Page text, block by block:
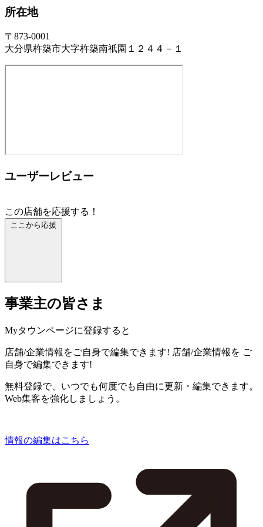
所在地
〒873-0001
大分県杵築市大字杵築南祇園１２４４－１
ユーザーレビュー
この店舗を応援する！
ここから応援
事業主の皆さま
Myタウンページに登録すると
店舗/企業情報をご自身で編集できます! 店舗/企業情報を ご
自身で編集できます!
無料登録で、いつでも何度でも自由に更新・編集できます。
Web集客を強化しましょう。
情報の編集はこちら